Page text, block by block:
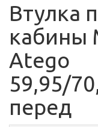
Втулка
кабины
Atego
59,95/
перед